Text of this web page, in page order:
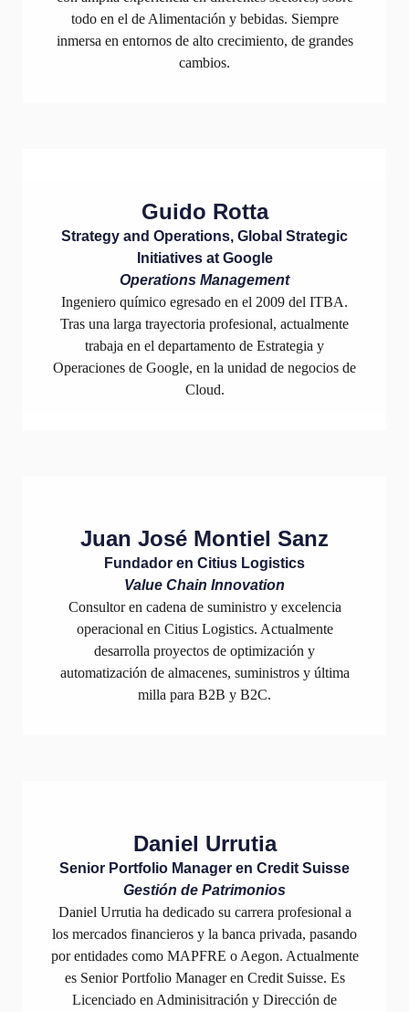
todo en el de Alimentación y bebidas. Siempre
inmersa en entornos de alto crecimiento, de grandes
cambios.
Guido Rotta
Strategy and Operations, Global Strategic
Initiatives at Google
Operations Management
Ingeniero químico egresado en el 2009 del ITBA.
Tras una larga trayectoria profesional, actualmente
trabaja en el departamento de Estrategia y
Operaciones de Google, en la unidad de negocios de
Cloud.
Juan José Montiel Sanz
Fundador en Citius Logistics
Value Chain Innovation
Consultor en cadena de suministro y excelencia
operacional en Citius Logistics. Actualmente
desarrolla proyectos de optimización y
automatización de almacenes, suministros y última
milla para B2B y B2C.
Daniel Urrutia
Senior Portfolio Manager en Credit Suisse
Gestión de Patrimonios
Daniel Urrutia ha dedicado su carrera profesional a
los mercados financieros y la banca privada, pasando
por entidades como MAPFRE o Aegon. Actualmente
es Senior Portfolio Manager en Credit Suisse. Es
Licenciado en Adminisitración y Dirección de